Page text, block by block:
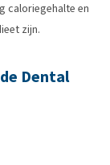
caloriegehalte en
zijn.
Dental